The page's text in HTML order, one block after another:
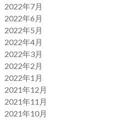
2022年7月
2022年6月
2022年5月
2022年4月
2022年3月
2022年2月
2022年1月
2021年12月
2021年11月
2021年10月